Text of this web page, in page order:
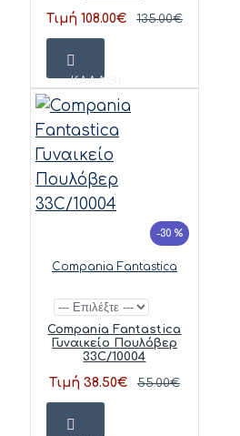
Τιμή 108.00€ 135.00€
ΚΑΛΆΘΙ
-30 %
Compania Fantastica
Compania Fantastica
Γυναικείο Πουλόβερ
33C/10004
Τιμή 38.50€ 55.00€